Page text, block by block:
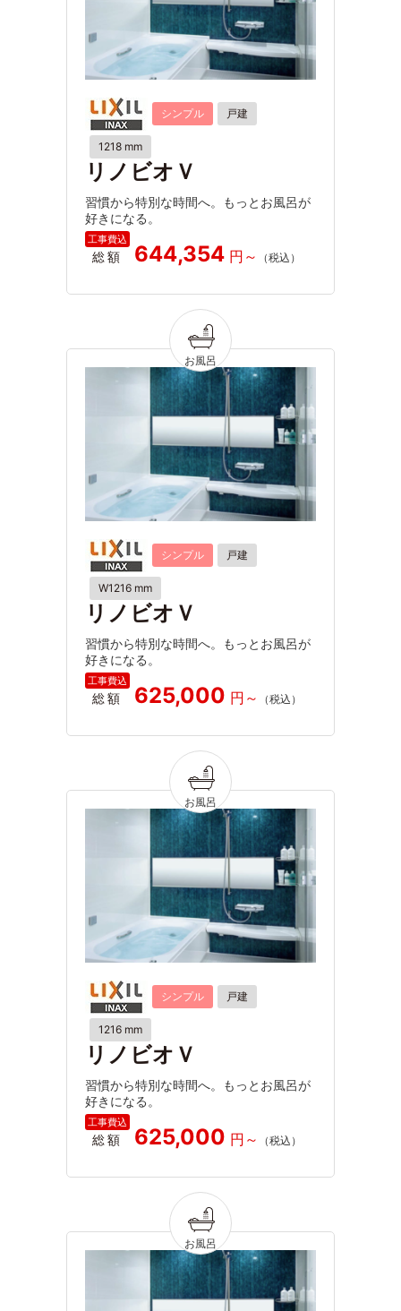
シンプル 戸建
1218 mm
リノビオＶ
習慣から特別な時間へ。もっとお風呂が
好きになる。
総額 644,354
シンプル 戸建
W1216 mm
リノビオＶ
習慣から特別な時間へ。もっとお風呂が
好きになる。
総額 625,000
シンプル 戸建
1216 mm
リノビオＶ
習慣から特別な時間へ。もっとお風呂が
好きになる。
総額 625,000